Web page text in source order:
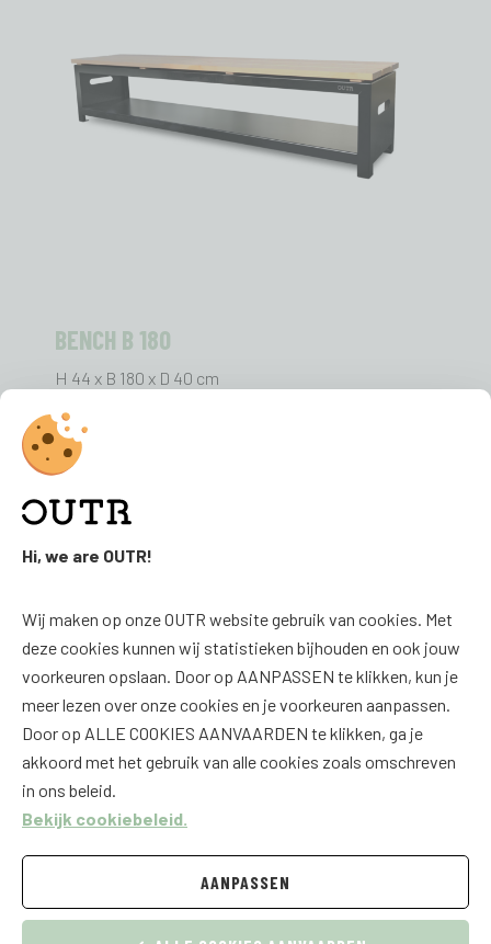
BENCH B 180
H 44 x B 180 x D 40 cm
€ 981,00
FAQ
FAQ
Downloads
Productoverzicht
Facebook
Instagram
© 2026
Algemene voorwaarden
Privacy
Disclaimer
Hi, we are OUTR!
Wij maken op onze OUTR website gebruik van cookies. Met
deze cookies kunnen wij statistieken bijhouden en ook jouw
voorkeuren opslaan. Door op AANPASSEN te klikken, kun je
meer lezen over onze cookies en je voorkeuren aanpassen.
Door op ALLE COOKIES AANVAARDEN te klikken, ga je
akkoord met het gebruik van alle cookies zoals omschreven
in ons beleid.
Bekijk cookiebeleid.
AANPASSEN